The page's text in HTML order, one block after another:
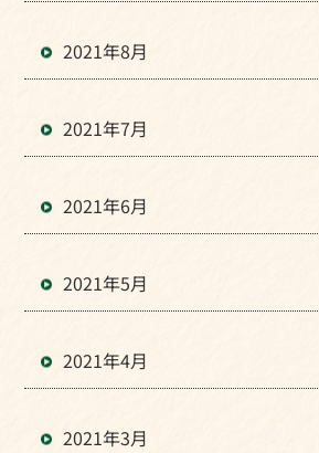
2021年8月
2021年7月
2021年6月
2021年5月
2021年4月
2021年3月